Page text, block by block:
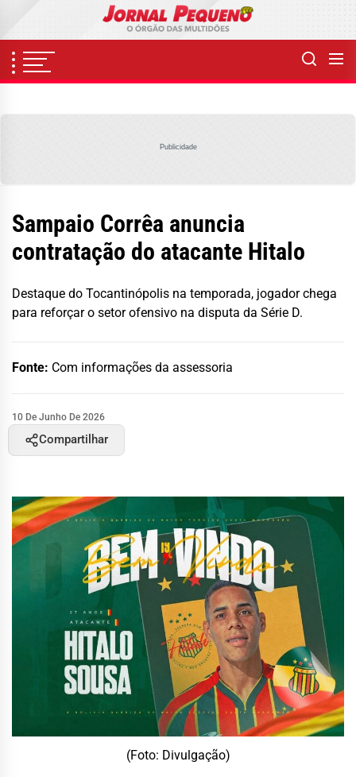
content
Publicidade
Sampaio Corrêa anuncia
contratação do atacante Hitalo
Destaque do Tocantinópolis na temporada, jogador chega
para reforçar o setor ofensivo na disputa da Série D.
Fonte: Com informações da assessoria
10 De Junho De 2026
Compartilhar
(Foto: Divulgação)